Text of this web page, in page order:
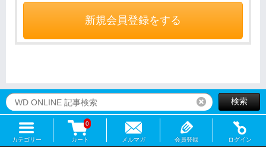
新規会員登録をする
リセット検索
カテゴリー カート
0
メルマガ 会員登録 ログイン